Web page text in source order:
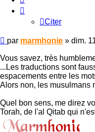
Citer
Message
non
lu
par marmhonie » dim.
Vous savez, très
...Les traductions sont
espacements entre les
Alors non, les musulmans
Quel bon sens, me direz
Torah, de l'al Qitab qui